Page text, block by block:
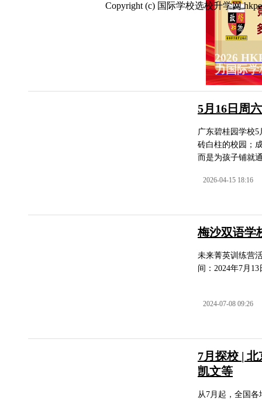
2026
力国际学
5月16日周
广东碧桂园学校
砖白柱的校园；
而是为孩子铺就
2026-04-15 18:16
梅沙双语学
未来菁英训练营
间：2024年7月
2024-07-08 09:26
7月探校 |
凯文等
从7月起，全国
Copyright (c) 国际学校选校升学网